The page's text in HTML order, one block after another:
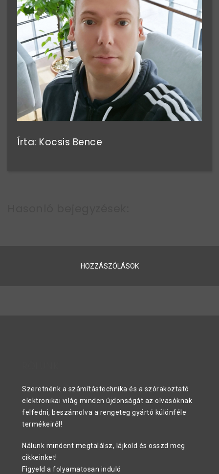
Írta: Kocsis Bence
HOZZÁSZÓLÁSOK
Szeretnénk a számítástechnika és a szórakoztató
elektronikai világ minden újdonságát az olvasóknak
felfedni, beszámolva a rengeteg gyártó különféle
termékeiről!
Nálunk mindent megtalálsz, lájkold és osszd meg
cikkeinket!
Figyeld a folyamatosan induló